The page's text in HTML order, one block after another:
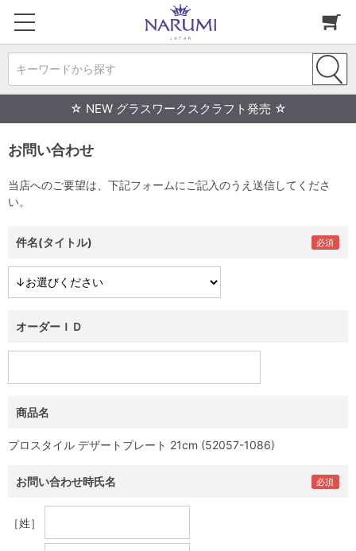
キーワードから探す
☆ NEW グラスワークスクラフト発売 ☆
お問い合わせ
当店へのご要望は、下記フォームにご記入のうえ送信してくださ
い。
件名(タイトル)
オーダーＩＤ
商品名
プロスタイル デザートプレート 21cm (52057-1086)
お問い合わせ時氏名
［姓］